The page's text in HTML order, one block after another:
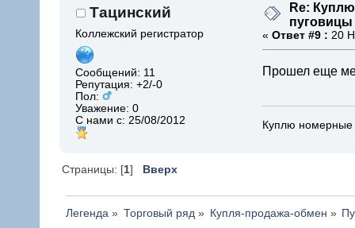
Тацинский
Коллежский регистратор
Сообщений: 11
Репутация: +2/-0
Пол:
Уважение:0
С нами с: 25/08/2012
Re:
« Ответ #9 : 20
Прошел еще
Куплю
Страницы: [1] Вверх
Легенда » Торговый ряд » Купля-продажа-обмен »